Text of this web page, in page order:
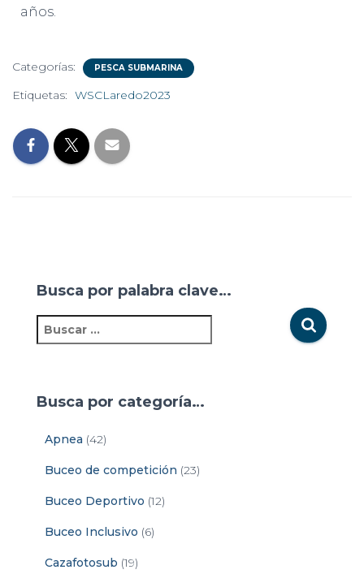
años.
Categorías: PESCA SUBMARINA
Etiquetas: WSCLaredo2023
Busca por palabra clave…
Busca por categoría…
Apnea (42)
Buceo de competición (23)
Buceo Deportivo (12)
Buceo Inclusivo (6)
Cazafotosub (19)